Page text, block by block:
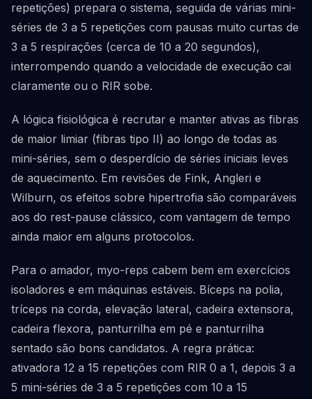
repetições) prepara o sistema, seguida de várias mini-
séries de 3 a 5 repetições com pausas muito curtas de
3 a 5 respirações (cerca de 10 a 20 segundos),
interrompendo quando a velocidade de execução cai
claramente ou o RIR sobe.
A lógica fisiológica é recrutar e manter ativas as fibras
de maior limiar (fibras tipo II) ao longo de todas as
mini-séries, sem o desperdício de séries iniciais leves
de aquecimento. Em revisões de Fink, Angleri e
Wilburn, os efeitos sobre hipertrofia são comparáveis
aos do rest-pause clássico, com vantagem de tempo
ainda maior em alguns protocolos.
Para o amador, myo-reps cabem bem em exercícios
isoladores e em máquinas estáveis. Bíceps na polia,
tríceps na corda, elevação lateral, cadeira extensora,
cadeira flexora, panturrilha em pé e panturrilha
sentado são bons candidatos. A regra prática:
ativadora 12 a 15 repetições com RIR 0 a 1, depois 3 a
5 mini-séries de 3 a 5 repetições com 10 a 15